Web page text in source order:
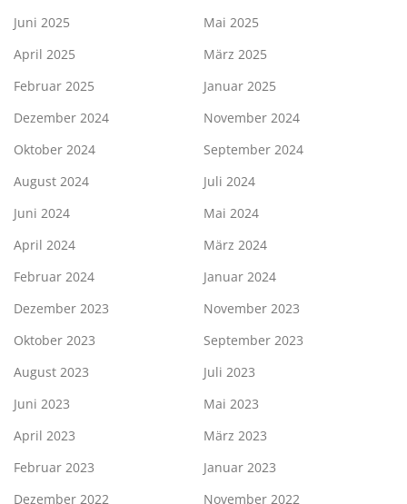
Juni 2025
Mai 2025
April 2025
März 2025
Februar 2025
Januar 2025
Dezember 2024
November 2024
Oktober 2024
September 2024
August 2024
Juli 2024
Juni 2024
Mai 2024
April 2024
März 2024
Februar 2024
Januar 2024
Dezember 2023
November 2023
Oktober 2023
September 2023
August 2023
Juli 2023
Juni 2023
Mai 2023
April 2023
März 2023
Februar 2023
Januar 2023
Dezember 2022
November 2022